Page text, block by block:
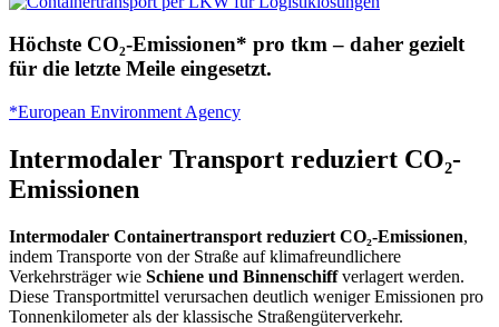
Höchste CO₂-Emissionen* pro tkm – daher gezielt
für die letzte Meile eingesetzt.
*European Environment Agency
Intermodaler Transport reduziert CO₂-
Emissionen
Intermodaler Containertransport reduziert CO₂-Emissionen,
indem Transporte von der Straße auf klimafreundlichere
Verkehrsträger wie Schiene und Binnenschiffverlagert werden.
Diese Transportmittel verursachen deutlich weniger Emissionen pro
Tonnenkilometer als der klassische Straßengüterverkehr.